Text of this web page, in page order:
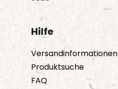
Hilfe
Versandinformationen
Produktsuche
FAQ